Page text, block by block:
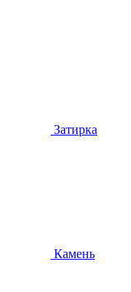
Затирка
Камень